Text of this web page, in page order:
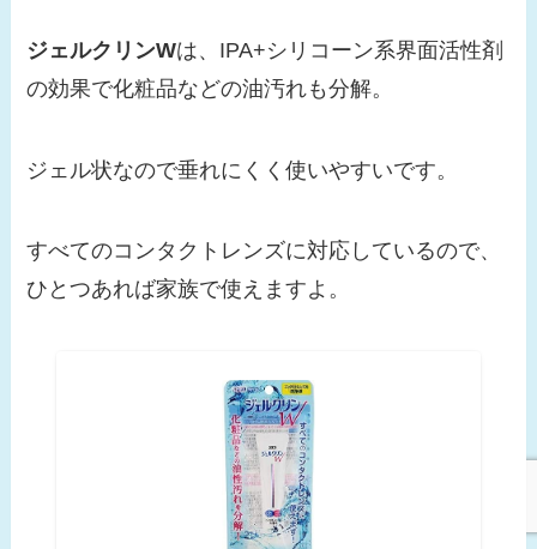
ジェルクリンWは、IPA+シリコーン系界面活性剤
の効果で化粧品などの油汚れも分解。
ジェル状なので垂れにくく使いやすいです。
すべてのコンタクトレンズに対応しているので、
ひとつあれば家族で使えますよ。